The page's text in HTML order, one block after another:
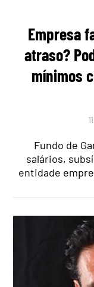
Empresa
atraso?
mínimos
Fundo de
salários,
entidade